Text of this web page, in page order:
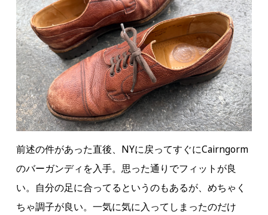
前述の件があった直後、NYに戻ってすぐにCairngorm
のバーガンディを入手。思った通りでフィットが良
い。自分の足に合ってるというのもあるが、めちゃく
ちゃ調子が良い。一気に気に入ってしまったのだけ